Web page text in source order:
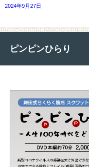
2024年9月27日
ピンピンひらり